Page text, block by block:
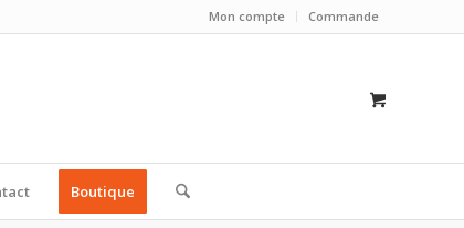
Mon compte Commande
Boutique